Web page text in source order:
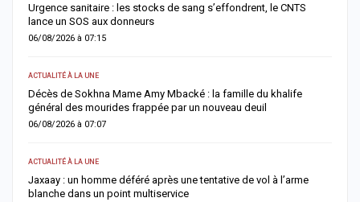
Urgence sanitaire : les stocks de sang s’effondrent, le CNTS
lance un SOS aux donneurs
06/08/2026 à 07:15
ACTUALITÉ À LA UNE
Décès de Sokhna Mame Amy Mbacké : la famille du khalife
général des mourides frappée par un nouveau deuil
06/08/2026 à 07:07
ACTUALITÉ À LA UNE
Jaxaay : un homme déféré après une tentative de vol à l’arme
blanche dans un point multiservice